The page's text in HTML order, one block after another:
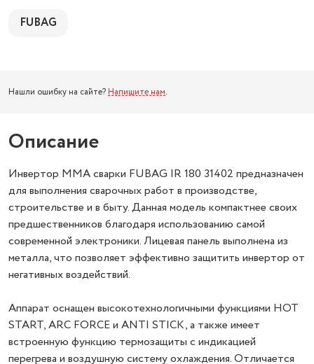
FUBAG
Нашли ошибку на сайте? Напишите нам.
Описание
Инвертор MMA сварки FUBAG IR 180 31402 предназначен
для выполнения сварочных работ в производстве,
строительстве и в быту. Данная модель компактнее своих
предшественников благодаря использованию самой
современной электроники. Лицевая панель выполнена из
металла, что позволяет эффективно защитить инвертор от
негативных воздействий.
Аппарат оснащен высокотехнологичными функциями HOT
START, ARC FORCE и ANTI STICK, а также имеет
встроенную функцию термозащиты с индикацией
перегрева и воздушную систему охлаждения. Отличается